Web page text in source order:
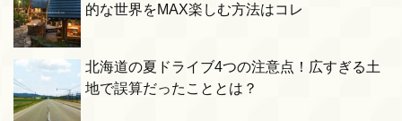
的な世界をMAX楽しむ方法はコレ
北海道の夏ドライブ4つの注意点！広すぎる土
地で誤算だったこととは？